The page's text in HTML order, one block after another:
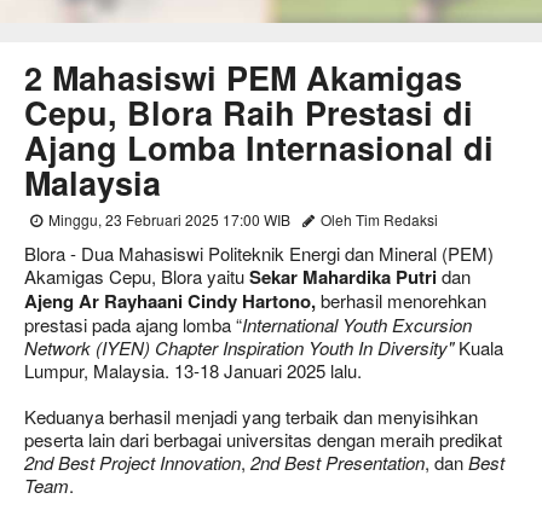
2 Mahasiswi PEM Akamigas
Cepu, Blora Raih Prestasi di
Ajang Lomba Internasional di
Malaysia
Minggu, 23 Februari 2025 17:00 WIB Oleh Tim Redaksi
Blora - Dua Mahasiswi Politeknik Energi dan Mineral (PEM)
Akamigas Cepu, Blora yaituSekar Mahardika Putridan
Ajeng Ar Rayhaani Cindy Hartono,berhasil menorehkan
prestasi pada ajang lomba “International Youth Excursion
Network (IYEN) Chapter Inspiration Youth In Diversity"Kuala
Lumpur, Malaysia. 13-18 Januari 2025 lalu.
Keduanya berhasil menjadi yang terbaik dan menyisihkan
peserta lain dari berbagai universitas dengan meraih predikat
2nd Best Project Innovation, 2nd Best Presentation, danBest
Team.